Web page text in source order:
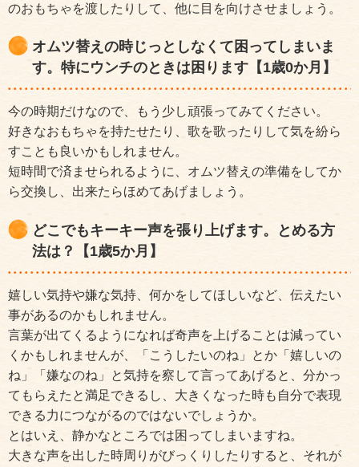
のおもちゃを渡したりして、他に目を向けさせましょう。
オムツ替えの時じっとしなくて困ってしまいま
す。特にウンチのときは困ります【1歳0か月】
今の時期だけなので、もう少し頑張ってみてください。
好きなおもちゃを持たせたり、歌を歌ったりして気を紛ら
すことも良いかもしれません。
短時間で済ませられるように、オムツ替えの準備をしてか
ら交換し、出来たらほめてあげましょう。
どこでもキーキー声を張り上げます。とめる方
法は？【1歳5か月】
嬉しい気持や嫌な気持、何かをしてほしいなど、伝えたい
事があるのかもしれません。
言葉が出てくるようになれば奇声を上げることは減ってい
くかもしれませんが、「こうしたいのね」とか「嬉しいの
ね」「嫌なのね」と気持を察して言ってあげると、分かっ
てもらえたと満足できるし、大きくなった時も自分で表現
できる力につながるのではないでしょうか。
とはいえ、静かなところでは困ってしまいますね。
大きな声を出した時周りがびっくりしたりすると、それが